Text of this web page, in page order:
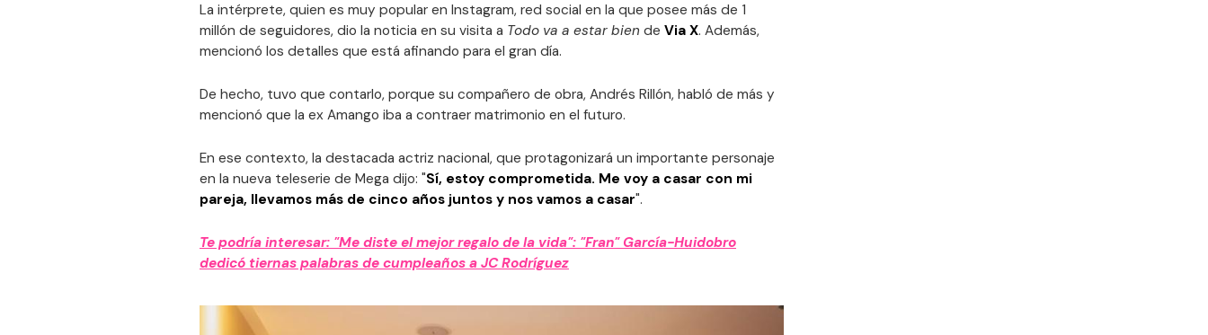
La intérprete, quien es muy popular en Instagram, red social en la que posee más de 1
millón de seguidores, dio la noticia en su visita a Todo va a estar bien de Via X. Además,
mencionó los detalles que está afinando para el gran día.
De hecho, tuvo que contarlo, porque su compañero de obra, Andrés Rillón, habló de más y
mencionó que la ex Amango iba a contraer matrimonio en el futuro.
En ese contexto, la destacada actriz nacional, que protagonizará un importante personaje
en la nueva teleserie de Mega dijo: "Sí, estoy comprometida. Me voy a casar con mi
pareja, llevamos más de cinco años juntos y nos vamos a casar".
Te podría interesar: "Me diste el mejor regalo de la vida": "Fran" García-Huidobro
dedicó tiernas palabras de cumpleaños a JC Rodríguez